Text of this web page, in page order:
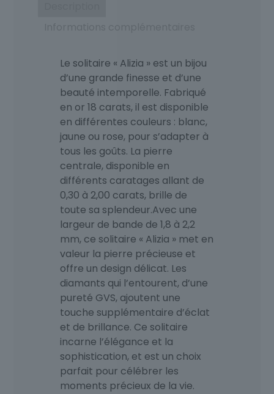
Le solitaire « Alizia » est un bijou
d’une grande finesse et d’une
beauté intemporelle. Fabriqué
en or 18 carats, il est disponible
en différentes couleurs : blanc,
jaune ou rose, pour s’adapter à
tous les goûts. La pierre
centrale, disponible en
différents caratages allant de
0,30 à 2,00 carats, brille de
toute sa splendeur.Avec une
largeur de bande de 1,8 à 2,2
mm, ce solitaire « Alizia » met en
valeur la pierre précieuse et
offre un design délicat. Les
diamants qui l’entourent, d’une
pureté GVS, ajoutent une
touche supplémentaire d’éclat
et de brillance. Ce solitaire
incarne l’élégance et la
sophistication, et est un choix
parfait pour célébrer les
moments précieux de la vie.